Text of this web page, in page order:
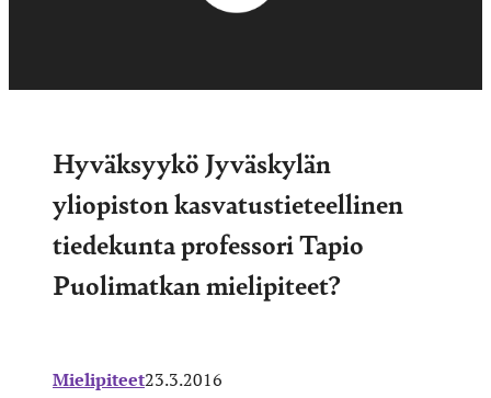
Hyväksyykö Jyväskylän
yliopiston kasvatustieteellinen
tiedekunta professori Tapio
Puolimatkan mielipiteet?
Mielipiteet23.3.2016